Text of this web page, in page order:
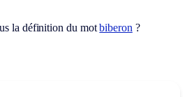
la définition du motbiberon ?